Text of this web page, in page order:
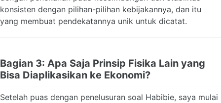
konsisten dengan pilihan-pilihan kebijakannya, dan itu
yang membuat pendekatannya unik untuk dicatat.
Bagian 3: Apa Saja Prinsip Fisika Lain yang
Bisa Diaplikasikan ke Ekonomi?
Setelah puas dengan penelusuran soal Habibie, saya mulai